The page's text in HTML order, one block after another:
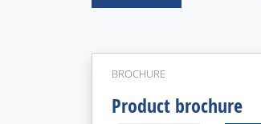
BROCHURE
Product brochure